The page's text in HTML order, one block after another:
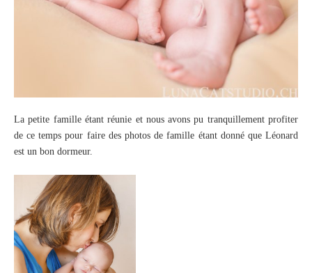
La petite famille étant réunie et nous avons pu tranquillement profiter
de ce temps pour faire des photos de famille étant donné que Léonard
est un bon dormeur.